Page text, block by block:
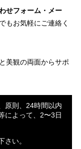
せフォーム・メー
もお気軽にご連絡く
美観の両面からサポ
則、24時間以内
によって、2〜3日
い。